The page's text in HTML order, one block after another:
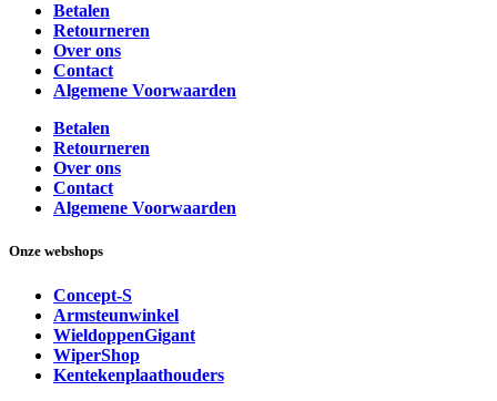
Betalen
Retourneren
Over ons
Contact
Algemene Voorwaarden
Betalen
Retourneren
Over ons
Contact
Algemene Voorwaarden
Onze webshops
Concept-S
Armsteunwinkel
WieldoppenGigant
WiperShop
Kentekenplaathouders